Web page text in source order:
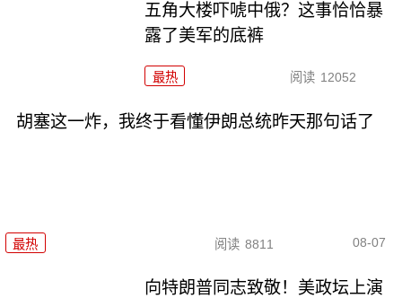
五角大楼吓唬中俄？这事恰恰暴
露了美军的底裤
最热 阅读 12052
胡塞这一炸，我终于看懂伊朗总统昨天那句话了
最热 阅读 8811 08-07
向特朗普同志致敬！美政坛上演